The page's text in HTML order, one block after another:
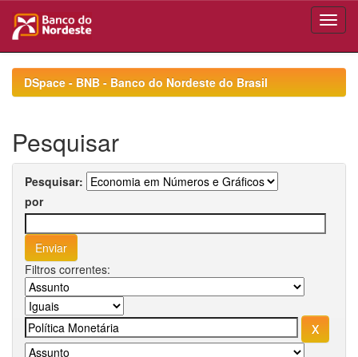
navigationDSpace - BNB - Banco do Nordeste do Brasil
Pesquisar
Pesquisar:
por
Filtros correntes: